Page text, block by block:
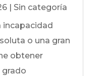
| Sin categoría
incapacidad
o una gran
obtener